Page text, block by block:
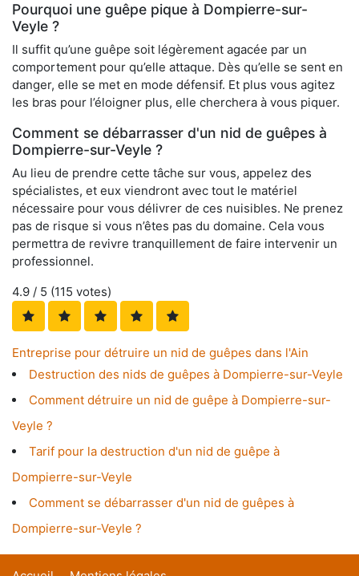
Pourquoi une guêpe pique à Dompierre-sur-
Veyle ?
Il suffit qu’une guêpe soit légèrement agacée par un
comportement pour qu’elle attaque. Dès qu’elle se sent en
danger, elle se met en mode défensif. Et plus vous agitez
les bras pour l’éloigner plus, elle cherchera à vous piquer.
Comment se débarrasser d'un nid de guêpes à
Dompierre-sur-Veyle ?
Au lieu de prendre cette tâche sur vous, appelez des
spécialistes, et eux viendront avec tout le matériel
nécessaire pour vous délivrer de ces nuisibles. Ne prenez
pas de risque si vous n’êtes pas du domaine. Cela vous
permettra de revivre tranquillement de faire intervenir un
professionnel.
4.9 / 5 (115 votes)
Entreprise pour détruire un nid de guêpes dans l'Ain
Destruction des nids de guêpes à Dompierre-sur-Veyle
Comment détruire un nid de guêpe à Dompierre-sur-
Veyle ?
Tarif pour la destruction d'un nid de guêpe à
Dompierre-sur-Veyle
Comment se débarrasser d'un nid de guêpes à
Dompierre-sur-Veyle ?